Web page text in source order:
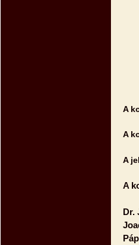
A
A
A
A
Dr.